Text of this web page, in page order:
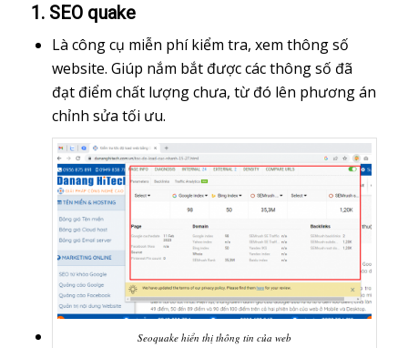
1. SEO quake
Là công cụ miễn phí kiểm tra, xem thông số
website. Giúp nắm bắt được các thông số đã
đạt điểm chất lượng chưa, từ đó lên phương án
chỉnh sửa tối ưu.
Seoquake hiển thị thông tin của web